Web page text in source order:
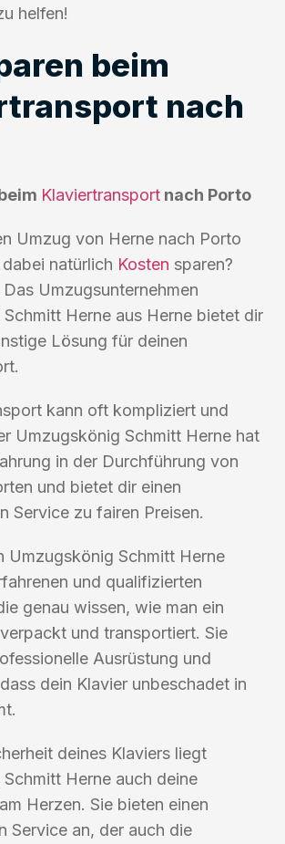
helfen!
beim
nach
Klaviertransport nach Porto
Umzug von Herne nach Porto
natürlich Kosten sparen?
Umzugsunternehmen
Herne aus Herne bietet dir
Lösung für deinen
kann oft kompliziert und
Umzugskönig Schmitt Herne hat
in der Durchführung von
und bietet dir einen
Service zu fairen Preisen.
Umzugskönig Schmitt Herne
und qualifizierten
genau wissen, wie man ein
und transportiert. Sie
Ausrüstung und
dein Klavier unbeschadet in
deines Klaviers liegt
Herne auch deine
Herzen. Sie bieten einen
Service an, der auch die